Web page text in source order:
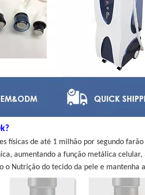
físicas de até 1 milhão por segundo
aumentando a função metálica
Nutrição do tecido da pele e mantenha